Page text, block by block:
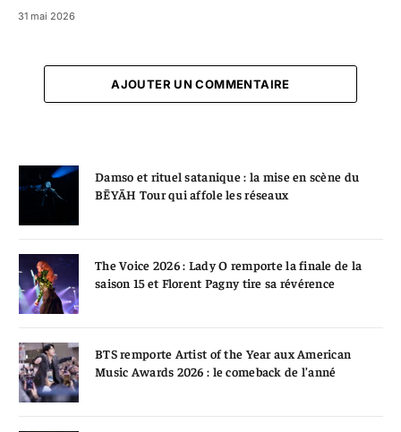
31 mai 2026
AJOUTER UN COMMENTAIRE
Damso et rituel satanique : la mise en scène du
BĒYĀH Tour qui affole les réseaux
The Voice 2026 : Lady O remporte la finale de la
saison 15 et Florent Pagny tire sa révérence
BTS remporte Artist of the Year aux American
Music Awards 2026 : le comeback de l’anné